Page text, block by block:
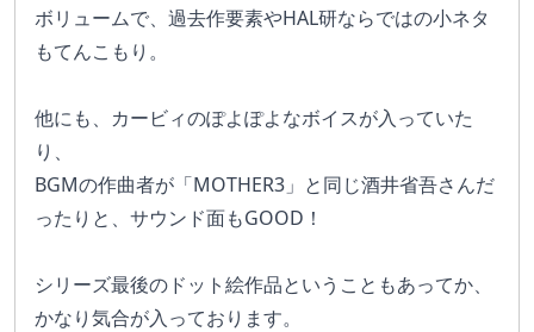
ボリュームで、過去作要素やHAL研ならではの小ネタ
もてんこもり。
他にも、カービィのぽよぽよなボイスが入っていた
り、
BGMの作曲者が「MOTHER3」と同じ酒井省吾さんだ
ったりと、サウンド面もGOOD！
シリーズ最後のドット絵作品ということもあってか、
かなり気合が入っております。